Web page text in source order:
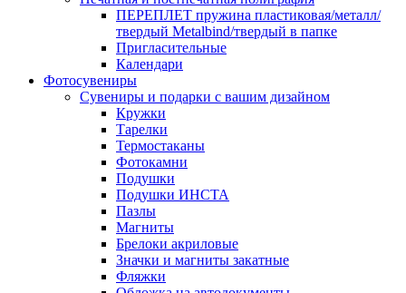
ПЕРЕПЛЕТ пружина пластиковая/металл/
твердый Metalbind/твердый в папке
Пригласительные
Календари
Фотосувениры
Сувениры и подарки с вашим дизайном
Кружки
Тарелки
Термостаканы
Фотокамни
Подушки
Подушки ИНСТА
Пазлы
Магниты
Брелоки акриловые
Значки и магниты закатные
Фляжки